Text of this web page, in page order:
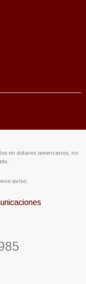
en dólares americanos, no
aviso.